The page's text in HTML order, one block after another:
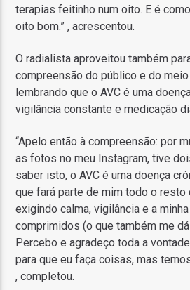
terapias feitinho num oito. E é
oito bom.” , acrescentou.
O radialista aproveitou também
compreensão do público e do
lembrando que o AVC é uma
vigilância constante e medicação
“Apelo então à compreensão: por
as fotos no meu Instagram, tive
saber isto, o AVC é uma doença
que fará parte de mim todo o resto
exigindo calma, vigilância e a
comprimidos (o que também me
Percebo e agradeço toda a
para que eu faça coisas, mas
, completou.